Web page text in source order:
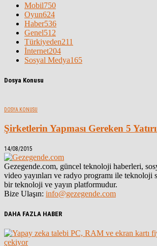
Mobil750
Oyun624
Haber536
Genel512
Türkiyeden211
İnternet204
Sosyal Medya165
Dosya Konusu
DOSYA KONUSU
Şirketlerin Yapması Gereken 5
14/08/2015
Gezegende.com, güncel teknoloji haberleri,
video yayınları ve radyo programı ile teknoloji
bir teknoloji ve yayın platformudur.
Bize Ulaşın: info@gezegende.com
DAHA FAZLA HABER